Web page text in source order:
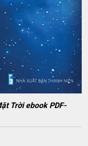
Trời ebook PDF-